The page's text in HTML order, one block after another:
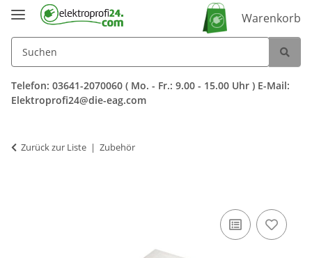
Warenkorb
Telefon: 03641-2070060 ( Mo. - Fr.: 9.00 - 15.00 Uhr ) E-Mail:
Elektroprofi24@die-eag.com
Zurück zur Liste Zubehör